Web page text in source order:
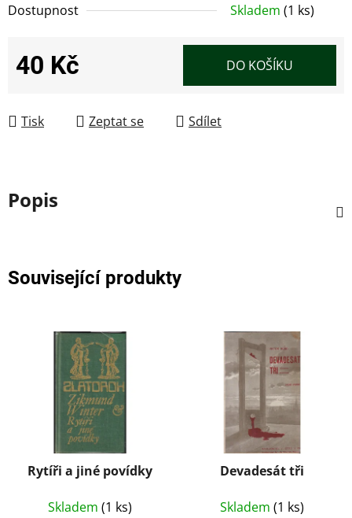
Dostupnost Skladem (1 ks)
40 Kč DO KOŠÍKU
Tisk Zeptat se Sdílet
Popis
Související produkty
Rytíři a jiné povídky
Skladem (1 ks)
Devadesát tři
Skladem (1 ks)